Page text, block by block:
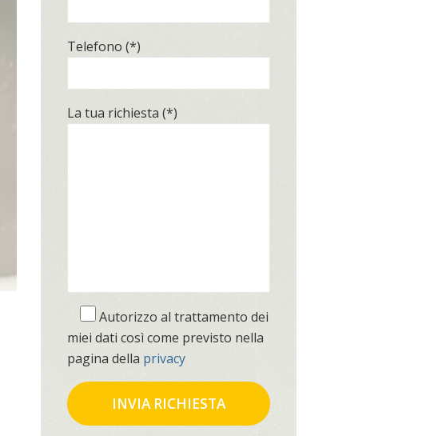
Telefono (*)
La tua richiesta (*)
Autorizzo al trattamento dei
miei dati così come previsto nella
pagina della privacy